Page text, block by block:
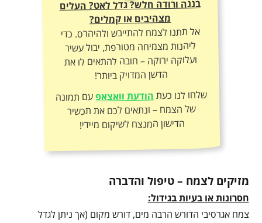
בננה ורודה חלש? גדל לאט? העלים
מצהיבים או קמלים?
אל תתנו לצמח להתייבש ולהיהרס. כדי
ליהנות מצמיחה מטורפת, יבול עשיר
ועלוקה ירוקה – חובה להתאים לו את
הדשן המדויק ביותר!
שלחו לנו כעתהודעת וואצאפעם תמונה
של הצמח – ונתאים לכם את תכשיר
הדישון המנצח לשיקום מיידי!
מזיקים לצמח – טיפול והדברה
חסרונות או בעיות בגידול:
צמח אגרסיבי הדורש הרבה מים, דורש מקום (אך ניתן לגדל